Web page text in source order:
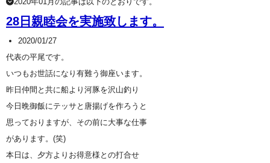
28日親睦会を実施致します。
2020/01/27
代表の平尾です。
いつもお世話になり有難う御座います。
昨日仲間と共に船より河豚を沢山釣り
今日晩御飯にテッサと唐揚げを作ろうと
思っておりますが、その前に大事な仕事
があります。(笑)
本日は、夕方よりお得意様との打合せ